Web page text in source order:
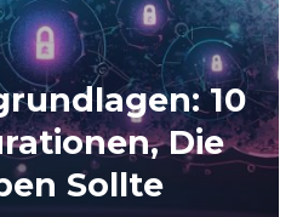
10
Die
Sollte